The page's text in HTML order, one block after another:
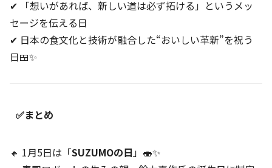
✔ 「想いがあれば、新しい道は必ず拓ける」というメッ
セージを伝える日
✔ 日本の食文化と技術が融合した“おいしい革新”を祝う
日🍱✨
✅まとめ
🔸 1月5日は「SUZUMOの日 」🍣✨